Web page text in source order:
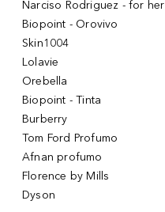
Narciso Rodriguez - for her
Biopoint - Orovivo
Skin1004
Lolavie
Orebella
Biopoint - Tinta
Burberry
Tom Ford Profumo
Afnan profumo
Florence by Mills
Dyson